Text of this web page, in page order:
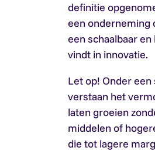
definitie
een onderneming
een schaalbaar
vindt in innovatie.
Let op! Onder
verstaan het
laten groeien
middelen of
die tot lagere